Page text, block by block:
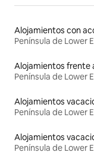
Península de Lower
Alojamientos frente
Península de Lower
Península de Lower
Península de Lower